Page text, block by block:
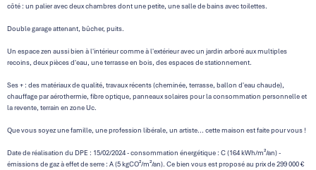
côté : un palier avec deux chambres dont une petite, une salle de bains avec toilettes.
Double garage attenant, bûcher, puits.
Un espace zen aussi bien à l'intérieur comme à l'extérieur avec un jardin arboré aux multiples
recoins, deux pièces d'eau, une terrasse en bois, des espaces de stationnement.
Ses + : des matériaux de qualité, travaux récents (cheminée, terrasse, ballon d'eau chaude),
chauffage par aérothermie, fibre optique, panneaux solaires pour la consommation personnelle et
la revente, terrain en zone Uc.
Que vous soyez une famille, une profession libérale, un artiste... cette maison est faite pour vous !
Date de réalisation du DPE : 15/02/2024 - consommation énergétique : C (164 kWh/m²/an) -
émissions de gaz à effet de serre : A (5 kgCO²/m²/an). Ce bien vous est proposé au prix de 299 000 €